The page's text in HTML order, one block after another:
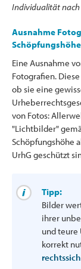
Individualität nach
Ausnahme
Schöpfungshöhe
Eine Ausnahme
Fotografien.
ob sie eine
von Fotos:
"Lichtbilder"
Schöpfungshöhe
UrhG geschützt
Tipp:
Bilder
ihrer
und teure
korrekt